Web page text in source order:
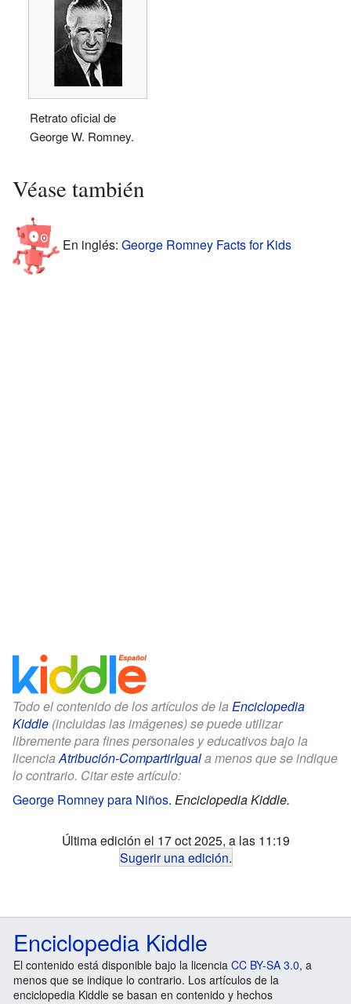
Retrato oficial de
George W. Romney.
Véase también
En inglés: George Romney Facts for Kids
Todo el contenido de los artículos de la Enciclopedia
Kiddle (incluidas las imágenes) se puede utilizar
libremente para fines personales y educativos bajo la
licencia Atribución-CompartirIguala menos que se indique
lo contrario. Citar este artículo:
George Romney para Niños. Enciclopedia Kiddle.
Última edición el 17 oct 2025, a las 11:19
Sugerir una edición.
Enciclopedia Kiddle
El contenido está disponible bajo la licencia CC BY-SA 3.0, a
menos que se indique lo contrario. Los artículos de la
enciclopedia Kiddle se basan en contenido y hechos